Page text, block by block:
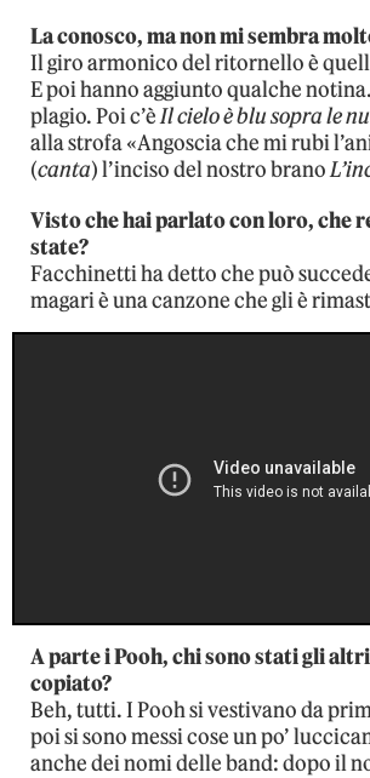
La conosco, ma non mi sembra
Il giro armonico del ritornello è
E poi hanno aggiunto qualche
plagio. Poi c’èIl cielo è blu sopra le
alla strofa «Angoscia che mi rubi
(canta) l’inciso del nostro brano
Visto che hai parlato con loro, che
state?
Facchinetti ha detto che può
magari è una canzone che gli è
A parte i Pooh, chi sono stati gli
copiato?
Beh, tutti. I Pooh si vestivano da
poi si sono messi cose un po’
anche dei nomi delle band: dopo il